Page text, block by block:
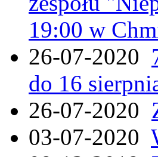
19:00 w
26-07-2020
do 16
26-07-2020
03-07-2020